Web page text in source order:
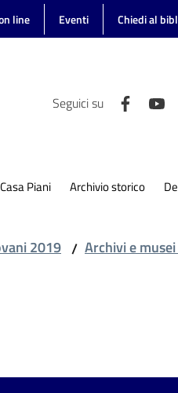
line Eventi Chiedi al
Seguici su
Casa Piani Archivio storico
2019 / Archivi e